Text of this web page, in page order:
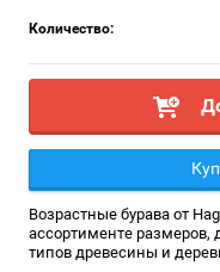
Количество:
Возрастные бурава от
ассортименте размеров,
типов древесины и